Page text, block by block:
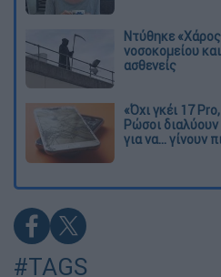
Ντύθηκε
νοσοκομείου
ασθενείς
«Όχι γκέι 17
Ρώσοι
για να... γίνουν
#TAGS